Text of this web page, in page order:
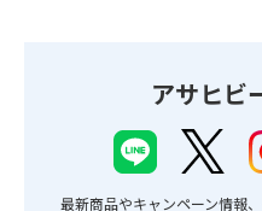
アサヒビ
最新商品やキャンペーン情報